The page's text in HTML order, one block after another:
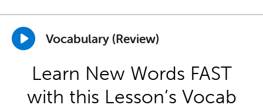
Vocabulary (Review)
Learn New Words FAST
with this Lesson’s Vocab